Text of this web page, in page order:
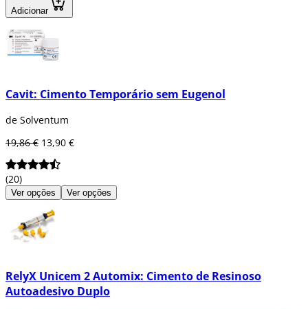
Adicionar
Cavit: Cimento Temporário sem Eugenol
de Solventum
19,86 € 13,90 €
(20)
Ver opções Ver opções
RelyX Unicem 2 Automix: Cimento de Resinoso
Autoadesivo Duplo